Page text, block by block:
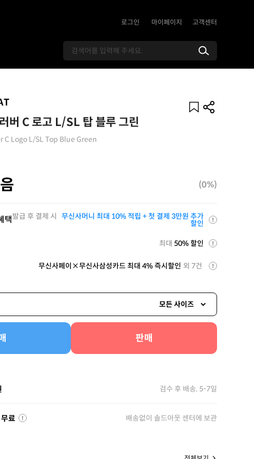
로그인 마이페이지 고객센터
버 C 로고 L/SL 탑 블루 그린
Logo L/SL Top Blue Green
(0%)
택발급 후 결제 시 무신사머니 최대 10% 적립 + 첫 결제 3만원 추가
할인
최대 50% 할인
무신사페이×무신사삼성카드 최대 4% 즉시할인 외 7건
모든 사이즈
판매
검수 후 배송, 5-7일
료 배송없이 솔드아웃 센터에 보관